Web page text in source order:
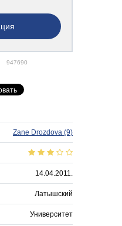
947690
Zane Drozdova (9)
14.04.2011.
Латышский
Университет